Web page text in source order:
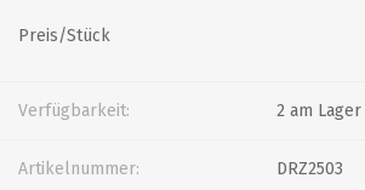
Preis/Stück
Verfügbarkeit: 2 am Lager
Artikelnummer: DRZ2503